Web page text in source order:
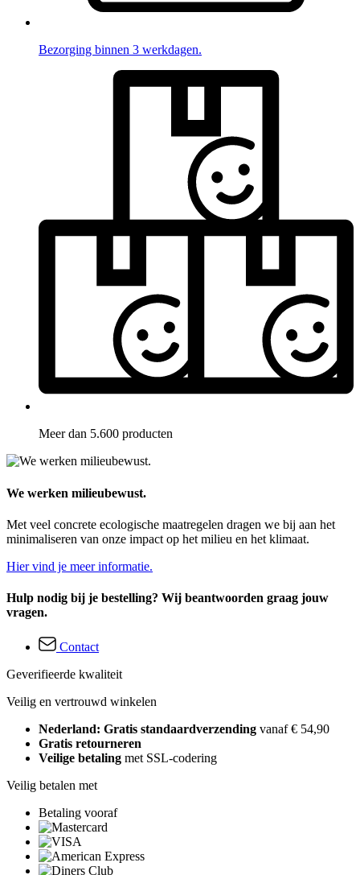
Bezorging binnen 3 werkdagen.
Meer dan 5.600 producten
We werken milieubewust.
Met veel concrete ecologische maatregelen dragen we bij aan het
minimaliseren van onze impact op het milieu en het klimaat.
Hier vind je meer informatie.
Hulp nodig bij je bestelling? Wij beantwoorden graag jouw
vragen.
Contact
Geverifieerde kwaliteit
Veilig en vertrouwd winkelen
Nederland: Gratis standaardverzending vanaf € 54,90
Gratis retourneren
Veilige betaling met SSL-codering
Veilig betalen met
Betaling vooraf